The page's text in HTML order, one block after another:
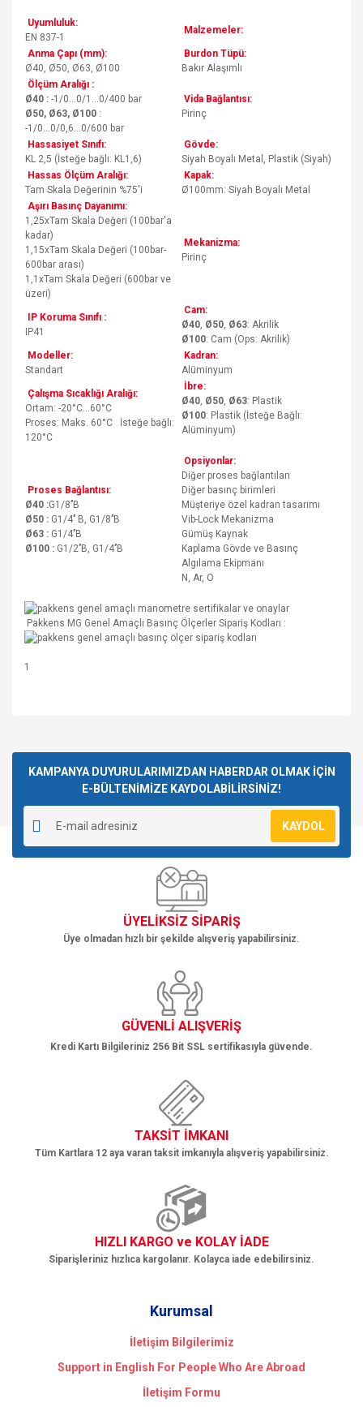
Uyumluluk:
EN 837-1
Malzemeler:
Anma Çapı (mm):
Ø40, Ø50, Ø63, Ø100
Burdon Tüpü:
Bakır Alaşımlı
Ölçüm Aralığı :
Ø40 : -1/0...0/1...0/400 bar
Ø50, Ø63, Ø100 :
-1/0...0/0,6...0/600 bar
Vida Bağlantısı:
Pirinç
Hassasiyet Sınıfı:
KL 2,5 (İsteğe bağlı: KL1,6)
Gövde:
Siyah Boyalı Metal, Plastik (Siyah)
Hassas Ölçüm Aralığı:
Tam Skala Değerinin %75'i
Kapak:
Ø100mm: Siyah Boyalı Metal
Aşırı Basınç Dayanımı:
1,25xTam Skala Değeri (100bar'a
kadar)
1,15xTam Skala Değeri (100bar-
600bar arası)
1,1xTam Skala Değeri (600bar ve
üzeri)
Mekanizma:
Pirinç
IP Koruma Sınıfı :
IP41
Cam:
Ø40, Ø50, Ø63: Akrilik
Ø100: Cam (Ops: Akrilik)
Modeller:
Standart
Kadran:
Alüminyum
Çalışma Sıcaklığı Aralığı:
Ortam: -20°C…60°C
Proses: Maks. 60°C İsteğe bağlı:
120°C
İbre:
Ø40, Ø50, Ø63: Plastik
Ø100: Plastik (İsteğe Bağlı:
Alüminyum)
Proses Bağlantısı:
Ø40 :G1/8’’B
Ø50 : G1/4’’ B, G1/8’’B
Ø63 : G1/4’’B
Ø100 : G1/2’’B, G1/4’’B
Opsiyonlar:
Diğer proses bağlantıları
Diğer basınç birimleri
Müşteriye özel kadran tasarımı
Vib-Lock Mekanizma
Gümüş Kaynak
Kaplama Gövde ve Basınç
Algılama Ekipmanı
N, Ar, O
Pakkens MG Genel Amaçlı Basınç Ölçerler Sipariş Kodları :
1
Yorum Yaz
kullanarak tarafımıza iletebilirsiniz.
Görüş ve önerileriniz için teşekkür ederiz.
Ürün resmi kalitesiz, bozuk veya görüntülenemiyor.
Ürün açıklamasında eksik bilgiler bulunuyor.
Ürün bilgilerinde hatalar bulunuyor.
Ürün fiyatı diğer sitelerden daha pahalı.
Bu ürüne benzer farklı alternatifler olmalı.
Gönder
KAMPANYA DUYURULARIMIZDAN HABERDAR OLMAK İÇİN
E-BÜLTENİMİZE KAYDOLABİLİRSİNİZ!
KAYDOL
ÜYELİKSİZ SİPARİŞ
Üye olmadan hızlı bir şekilde alışveriş yapabilirsiniz.
GÜVENLİ ALIŞVERİŞ
Kredi Kartı Bilgileriniz 256 Bit SSL sertifikasıyla güvende.
TAKSİT İMKANI
Tüm Kartlara 12 aya varan taksit imkanıyla alışveriş yapabilirsiniz.
HIZLI KARGO ve KOLAY İADE
Siparişleriniz hızlıca kargolanır. Kolayca iade edebilirsiniz.
Kurumsal
İletişim Bilgilerimiz
Support in English For People Who Are Abroad
İletişim Formu